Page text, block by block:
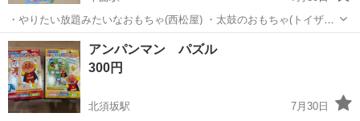
・やりたい放題みたいなおもちゃ(西松屋) ・太鼓のおもちゃ(トイザら
ス) ↑一部絵柄剥げあり ・ハンドルのおもちゃ(西松屋) ・カラカラ積み
木(西松屋) ↑外袋のチャック破損 ・くるくるボールコースター(トイザ
らス) ・トン...
長野 千曲市 千曲駅
アンパンマン パズル
300円
北須坂駅
7月30日